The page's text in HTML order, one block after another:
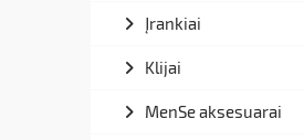
Įrankiai
Klijai
MenSe aksesuarai